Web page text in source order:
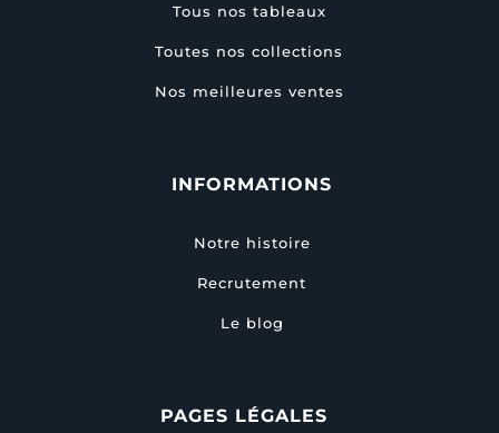
Tous nos tableaux
Toutes nos collections
Nos meilleures ventes
INFORMATIONS
Notre histoire
Recrutement
Le blog
PAGES LÉGALES